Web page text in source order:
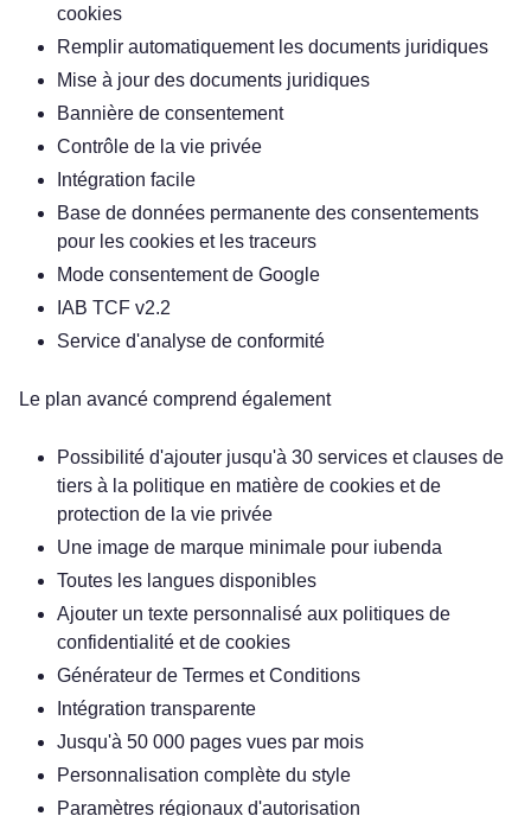
cookies
Remplir automatiquement les documents juridiques
Mise à jour des documents juridiques
Bannière de consentement
Contrôle de la vie privée
Intégration facile
Base de données permanente des consentements
pour les cookies et les traceurs
Mode consentement de Google
IAB TCF v2.2
Service d'analyse de conformité
Le plan avancé comprend également
Possibilité d'ajouter jusqu'à 30 services et clauses de
tiers à la politique en matière de cookies et de
protection de la vie privée
Une image de marque minimale pour iubenda
Toutes les langues disponibles
Ajouter un texte personnalisé aux politiques de
confidentialité et de cookies
Générateur de Termes et Conditions
Intégration transparente
Jusqu'à 50 000 pages vues par mois
Personnalisation complète du style
Paramètres régionaux d'autorisation